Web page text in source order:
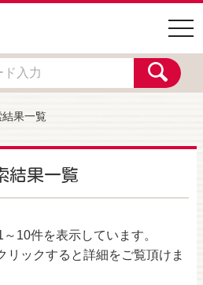
結果一覧
結果一覧
～10件を表示しています。
リックすると詳細をご覧頂けま